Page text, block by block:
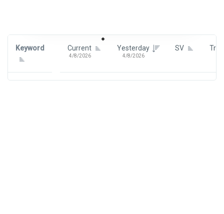
Keyword Current
4/8/2026
Yesterday
4/8/2026
SV